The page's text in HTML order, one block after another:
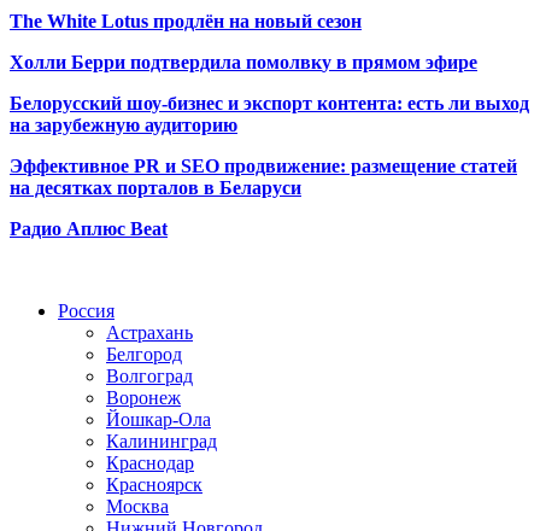
The White Lotus продлён на новый сезон
Холли Берри подтвердила помолвку в прямом эфире
Белорусский шоу-бизнес и экспорт контента: есть ли выход
на зарубежную аудиторию
Эффективное PR и SEO продвижение: размещение статей
на десятках порталов в Беларуси
Радио Аплюс Beat
Россия
Астрахань
Белгород
Волгоград
Воронеж
Йошкар-Ола
Калининград
Краснодар
Красноярск
Москва